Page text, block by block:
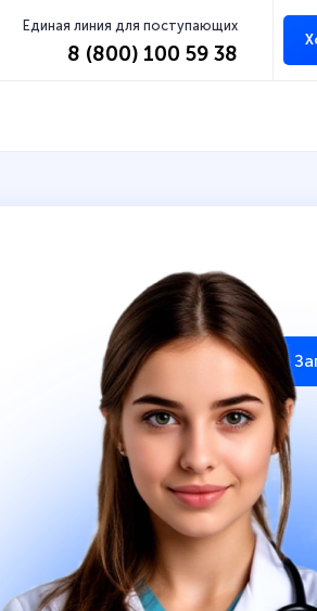
Единая линия для поступающих
8 (800) 100 59 38